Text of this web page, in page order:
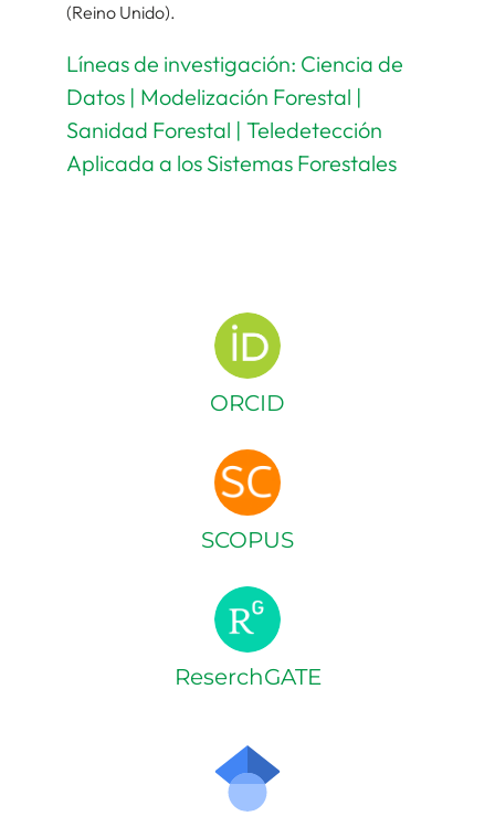
(Reino Unido).
Líneas de investigación: Ciencia de
Datos | Modelización Forestal |
Sanidad Forestal | Teledetección
Aplicada a los Sistemas Forestales
ORCID
SCOPUS
ReserchGATE